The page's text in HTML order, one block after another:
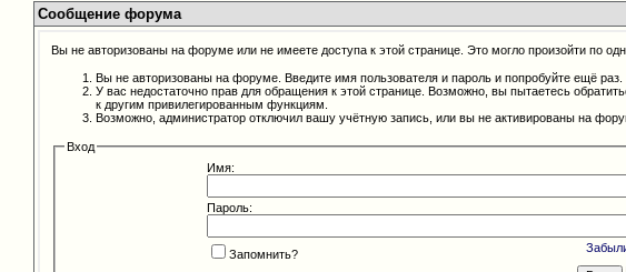
Сообщение форума
Вы не авторизованы на форуме или не имеете доступа к этой странице. Это могло произойти по
Вы не авторизованы на форуме. Введите имя пользователя и пароль и попробуйте ещё раз.
У вас недостаточно прав для обращения к этой странице. Возможно, вы пытаетесь
к другим привилегированным функциям.
Возможно, администратор отключил вашу учётную запись, или вы не активированы на
Вход
Имя:
Пароль:
Запомнить?